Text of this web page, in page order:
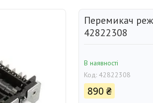
Перемикач
42822308
В наявності
Код: 42822308
890 ₴